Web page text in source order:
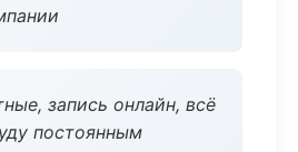
запись онлайн, всё
постоянным